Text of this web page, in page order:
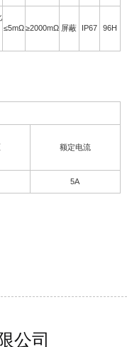
≤5mΩ≥2000mΩ 屏蔽 IP67 96H
额定电流
5A
公司